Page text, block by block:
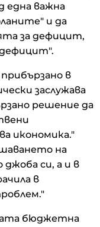
една важна
и да
за дефицит,
в
заслужава
решение да
икономика."
на
си, а и в
в
бюджетна